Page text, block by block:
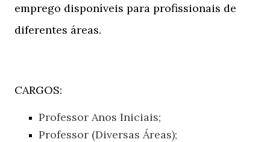
emprego disponíveis para profissionais de
diferentes áreas.
CARGOS:
Professor Anos Iniciais;
Professor (Diversas Áreas);